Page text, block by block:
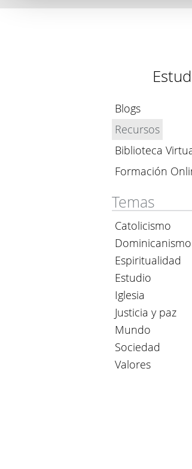
Blogs
Recursos
Biblioteca
Formación
Temas
Catolicismo
Dominicanismo
Espiritualidad
Estudio
Iglesia
Justicia y paz
Mundo
Sociedad
Valores